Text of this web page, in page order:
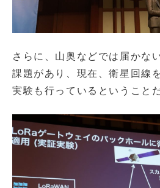
さらに、山奥などでは届かな
課題があり、現在、衛星回線
実験も行っているということだ